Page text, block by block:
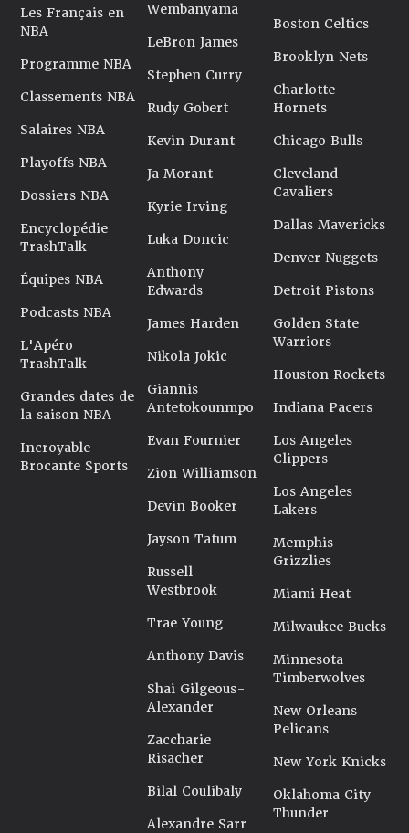
Les Français en
NBA
Programme NBA
Classements NBA
Salaires NBA
Playoffs NBA
Dossiers NBA
Encyclopédie
TrashTalk
Équipes NBA
Podcasts NBA
L'Apéro
TrashTalk
Grandes dates de
la saison NBA
Incroyable
Brocante Sports
Wembanyama
LeBron James
Stephen Curry
Rudy Gobert
Kevin Durant
Ja Morant
Kyrie Irving
Luka Doncic
Anthony
Edwards
James Harden
Nikola Jokic
Giannis
Antetokounmpo
Evan Fournier
Zion Williamson
Devin Booker
Jayson Tatum
Russell
Westbrook
Trae Young
Anthony Davis
Shai Gilgeous-
Alexander
Zaccharie
Risacher
Bilal Coulibaly
Alexandre Sarr
Boston Celtics
Brooklyn Nets
Charlotte
Hornets
Chicago Bulls
Cleveland
Cavaliers
Dallas Mavericks
Denver Nuggets
Detroit Pistons
Golden State
Warriors
Houston Rockets
Indiana Pacers
Los Angeles
Clippers
Los Angeles
Lakers
Memphis
Grizzlies
Miami Heat
Milwaukee Bucks
Minnesota
Timberwolves
New Orleans
Pelicans
New York Knicks
Oklahoma City
Thunder